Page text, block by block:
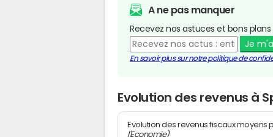
A ne pas manquer
Recevez nos astuces et bons
Je
En savoir plus sur notre politique de
Evolution des revenus à
Evolution des revenus fiscaux moyens
l'Economie)